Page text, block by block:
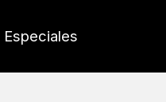
Especiales